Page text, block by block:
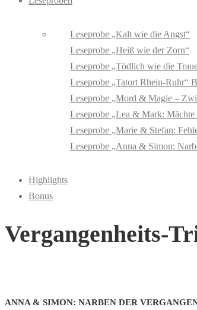
Leseprobe „Kalt wie die Angst“
Leseprobe „Heiß wie der Zorn“
Leseprobe „Tödlich wie die
Leseprobe „Tatort Rhein-Ruhr“
Leseprobe „Mord & Magie –
Leseprobe „Lea & Mark: Mächte
Leseprobe „Marie & Stefan:
Leseprobe „Anna & Simon:
Highlights
Bonus
Vergangenheits-
ANNA & SIMON: NARBEN DER